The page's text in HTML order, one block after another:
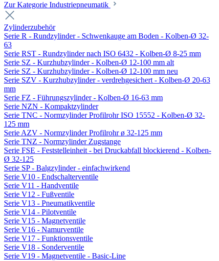
Zur Kategorie Industriepneumatik
Zylinderzubehör
Serie R - Rundzylinder - Schwenkauge am Boden - Kolben-Ø 32-
63
Serie RST - Rundzylinder nach ISO 6432 - Kolben-Ø 8-25 mm
Serie SZ - Kurzhubzylinder - Kolben-Ø 12-100 mm alt
Serie SZ - Kurzhubzylinder - Kolben-Ø 12-100 mm neu
Serie SZV - Kurzhubzylinder - verdrehgesichert - Kolben-Ø 20-63
mm
Serie FZ - Führungszylinder - Kolben-Ø 16-63 mm
Serie NZN - Kompaktzylinder
Serie TNC - Normzylinder Profilrohr ISO 15552 - Kolben-Ø 32-
125 mm
Serie AZV - Normzylinder Profilrohr ø 32-125 mm
Serie TNZ - Normzylinder Zugstange
Serie FSE - Feststelleinheit - bei Druckabfall blockierend - Kolben-
Ø 32-125
Serie SP - Balgzylinder - einfachwirkend
Serie V10 - Endschalterventile
Serie V11 - Handventile
Serie V12 - Fußventile
Serie V13 - Pneumatikventile
Serie V14 - Pilotventile
Serie V15 - Magnetventile
Serie V16 - Namurventile
Serie V17 - Funktionsventile
Serie V18 - Sonderventile
Serie V19 - Magnetventile - Basic-Line